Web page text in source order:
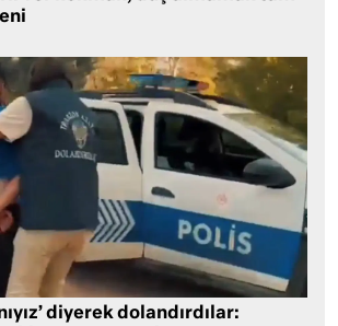
diyerek dolandırdılar: